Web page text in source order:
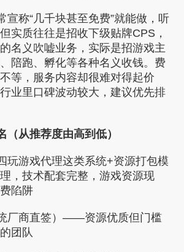
宣称“几千块甚至免费”就能做，听
实质往往是招收下级贴牌CPS，
名义吹嘘业务，实际是招游戏主
陪跑、孵化等各种名义收钱。费
等，服务内容却很难对得起价
业里口碑波动较大，建议优先排
（从推荐度由高到低）
玩游戏代理这类系统+资源打包模
，技术配套完整，游戏资源现
陷阱
厂商直签）——资源优质但门槛
团队